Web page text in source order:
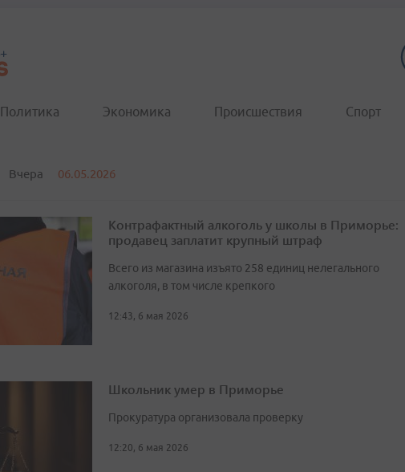
Политика Экономика Происшествия Спорт
Вчера 06.05.2026
Контрафактный алкоголь у школы в Приморье:
продавец заплатит крупный штраф
Всего из магазина изъято 258 единиц нелегального
алкоголя, в том числе крепкого
12:43, 6 мая 2026
Школьник умер в Приморье
Прокуратура организовала проверку
12:20, 6 мая 2026